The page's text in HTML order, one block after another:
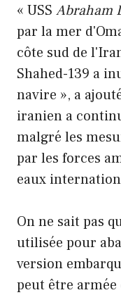
« USS Abraham
par la mer
côte sud de
Shahed-139 a
navire », a
iranien a
malgré les
par les forces
eaux
On ne sait pas
utilisée pour
version
peut être armée